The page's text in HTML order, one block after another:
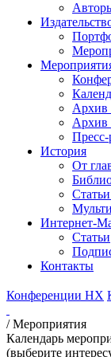
Архив
Архив
История
От
Интернет-
Статьи
Контакты
Конференции НХ
/Мероприятия
Календарь
(выберите